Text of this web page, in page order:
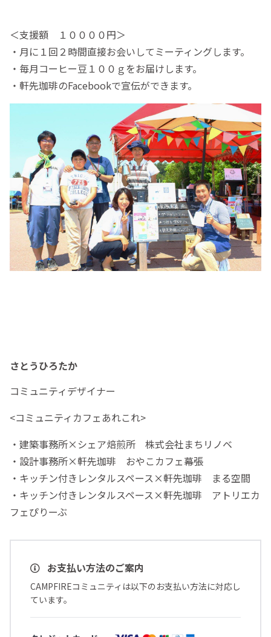
＜支援額 １００００円＞
・月に１回２時間直接お会いしてミーティングします。
・毎月コーヒー豆１００ｇをお届けします。
・軒先珈琲のFacebookで宣伝ができます。
さとうひろたか
コミュニティデザイナー
<コミュニティカフェあれこれ>
・建築事務所×シェア焙煎所 株式会社まちリノベ
・設計事務所×軒先珈琲 おやこカフェ幕張
・キッチン付きレンタルスペース×軒先珈琲 まる空間
・キッチン付きレンタルスペース×軒先珈琲 アトリエカ
フェぴりーぶ
お支払い方法のご案内
CAMPFIREコミュニティは以下のお支払い方法に対応し
ています。